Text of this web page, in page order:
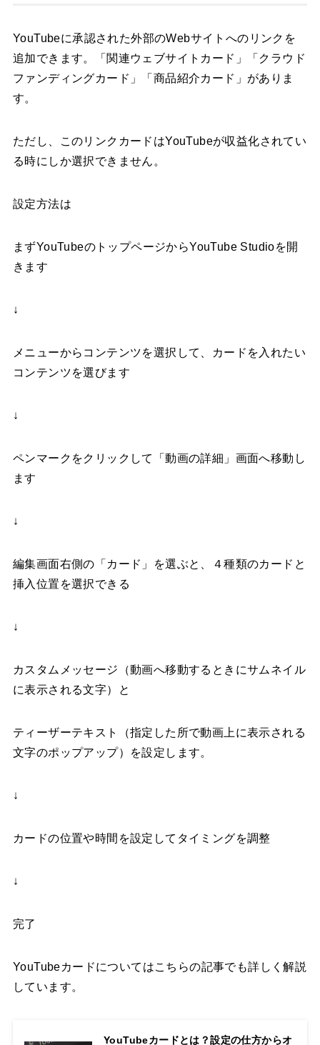
YouTubeに承認された外部のWebサイトへのリンクを
追加できます。「関連ウェブサイトカード」「クラウド
ファンディングカード」「商品紹介カード」がありま
す。
ただし、このリンクカードはYouTubeが収益化されてい
る時にしか選択できません。
設定方法は
まずYouTubeのトップページからYouTube Studioを開
きます
↓
メニューからコンテンツを選択して、カードを入れたい
コンテンツを選びます
↓
ペンマークをクリックして「動画の詳細」画面へ移動し
ます
↓
編集画面右側の「カード」を選ぶと、４種類のカードと
挿入位置を選択できる
↓
カスタムメッセージ（動画へ移動するときにサムネイル
に表示される文字）と
ティーザーテキスト（指定した所で動画上に表示される
文字のポップアップ）を設定します。
↓
カードの位置や時間を設定してタイミングを調整
↓
完了
YouTubeカードについてはこちらの記事でも詳しく解説
しています。
YouTubeカードとは？設定の仕方からオ